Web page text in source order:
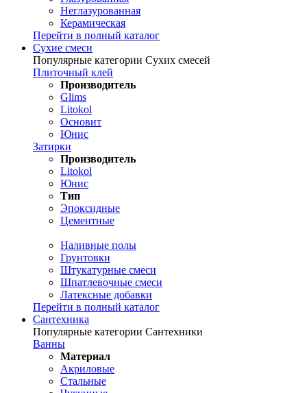
Неглазурованная
Керамическая
Перейти в полный каталог
Сухие смеси
Популярные категории Сухих смесей
Плиточный клей
Производитель
Glims
Litokol
Основит
Юнис
Затирки
Производитель
Litokol
Юнис
Тип
Эпоксидные
Цементные
Наливные полы
Грунтовки
Штукатурные смеси
Шпатлевочные смеси
Латексные добавки
Перейти в полный каталог
Сантехника
Популярные категории Сантехники
Ванны
Материал
Акриловые
Стальные